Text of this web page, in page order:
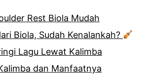
Rest Biola Mudah
Biola, Sudah Kenalankah?
Lagu Lewat Kalimba
dan Manfaatnya